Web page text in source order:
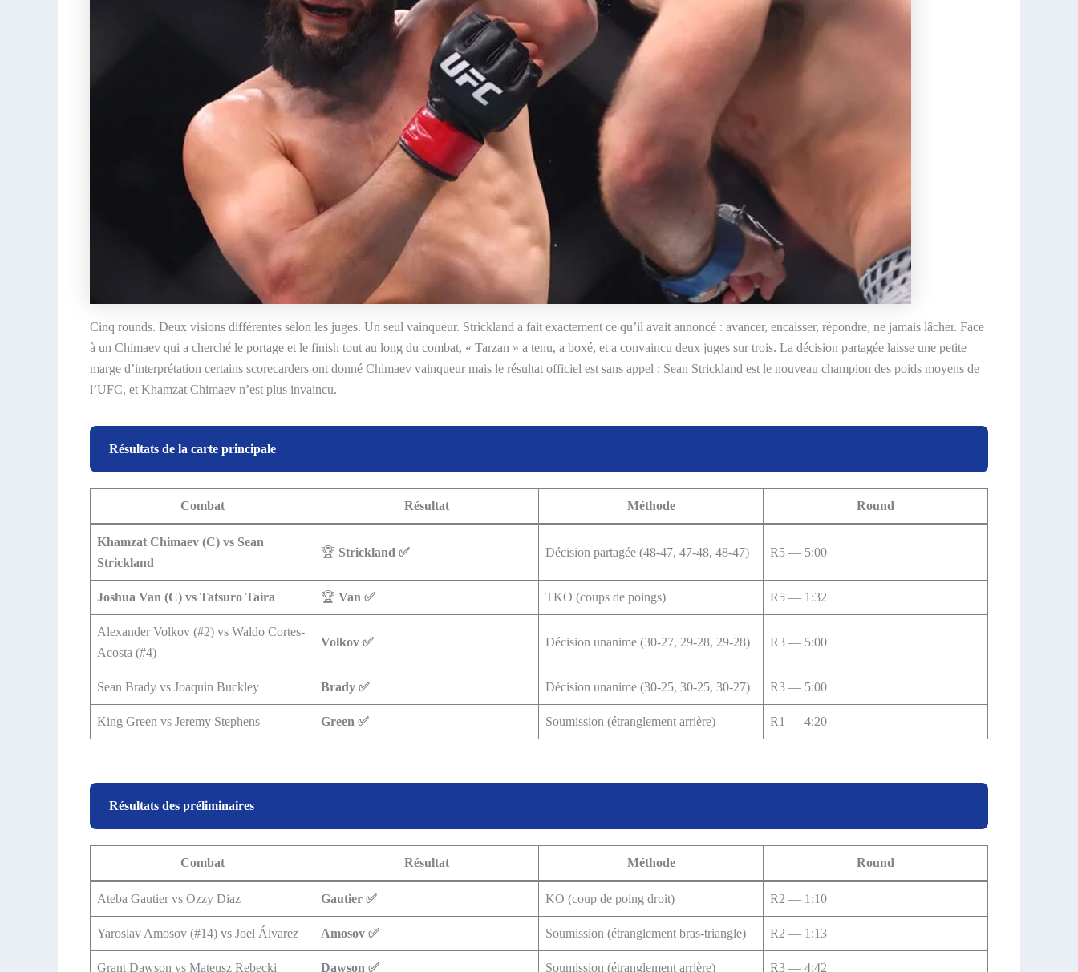
Cinq rounds. Deux visions différentes selon les juges. Un seul vainqueur. Strickland a fait exactement ce qu’il avait annoncé : avancer, encaisser, répondre, ne jamais lâcher. Face
à un Chimaev qui a cherché le portage et le finish tout au long du combat, « Tarzan » a tenu, a boxé, et a convaincu deux juges sur trois. La décision partagée laisse une petite
marge d’interprétation certains scorecarders ont donné Chimaev vainqueur mais le résultat officiel est sans appel : Sean Strickland est le nouveau champion des poids moyens de
l’UFC, et Khamzat Chimaev n’est plus invaincu.
Résultats de la carte principale
Combat Résultat Méthode Round
Khamzat Chimaev (C) vs Sean
Strickland
🏆 Strickland ✅ Décision partagée (48-47, 47-48, 48-47) R5 — 5:00
Joshua Van (C) vs Tatsuro Taira 🏆 Van ✅ TKO (coups de poings) R5 — 1:32
Alexander Volkov (#2) vs Waldo Cortes-
Acosta (#4)
Volkov ✅ Décision unanime (30-27, 29-28, 29-28) R3 — 5:00
Sean Brady vs Joaquin Buckley Brady ✅ Décision unanime (30-25, 30-25, 30-27) R3 — 5:00
King Green vs Jeremy Stephens Green ✅ Soumission (étranglement arrière) R1 — 4:20
Résultats des préliminaires
Combat Résultat Méthode Round
Ateba Gautier vs Ozzy Diaz Gautier ✅ KO (coup de poing droit) R2 — 1:10
Yaroslav Amosov (#14) vs Joel Álvarez Amosov ✅ Soumission (étranglement bras-triangle) R2 — 1:13
Grant Dawson vs Mateusz Rębecki Dawson ✅ Soumission (étranglement arrière) R3 — 4:42